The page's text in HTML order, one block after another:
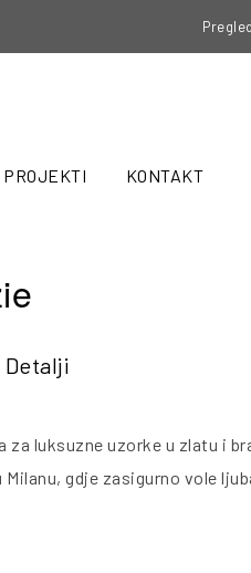
PROJEKTI KONTAKT
Detalji
za luksuzne uzorke u zlatu i
Milanu, gdje zasigurno vole